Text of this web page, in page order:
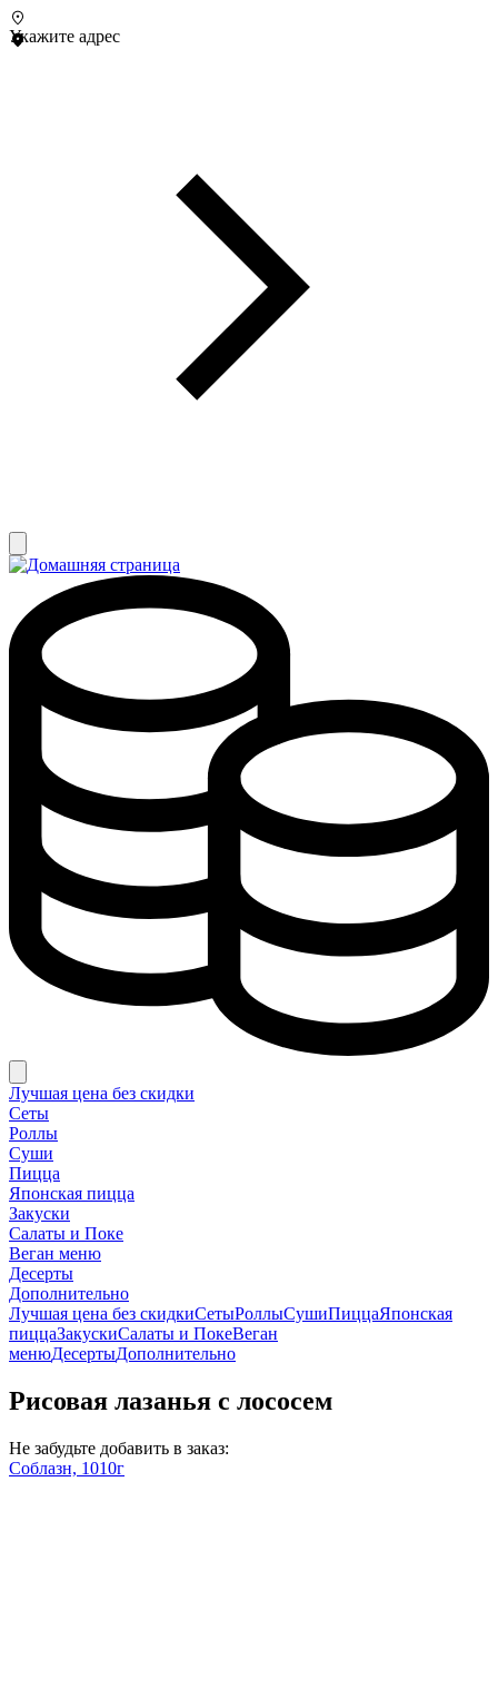
Укажите адрес
Лучшая цена без скидки
Сеты
Роллы
Суши
Пицца
Японская пицца
Закуски
Салаты и Поке
Веган меню
Десерты
Дополнительно
Лучшая цена без скидкиСетыРоллыСушиПиццаЯпонская
пиццаЗакускиСалаты и ПокеВеган
менюДесертыДополнительно
Рисовая лазанья с лососем
Не забудьте добавить в заказ:
Соблазн, 1010г